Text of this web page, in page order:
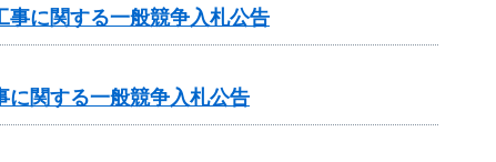
に関する一般競争入札公告
関する一般競争入札公告